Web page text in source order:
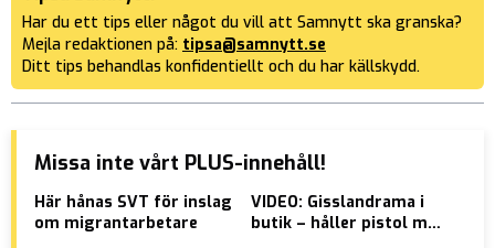
Har du ett tips eller något du vill att Samnytt ska granska?
Mejla redaktionen på: tipsa@samnytt.se
Ditt tips behandlas konfidentiellt och du har källskydd.
Missa inte vårt PLUS-innehåll!
Här hånas SVT för inslag
om migrantarbetare
VIDEO: Gisslandrama i
butik – håller pistol mot